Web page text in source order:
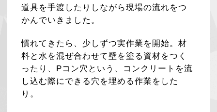
道具を手渡したりしながら現場の流れをつ
かんでいきました。
慣れてきたら、少しずつ実作業を開始。材
料と水を混ぜ合わせて壁を塗る資材をつく
ったり、Pコン穴という、コンクリートを流
し込む際にできる穴を埋める作業をした
り。